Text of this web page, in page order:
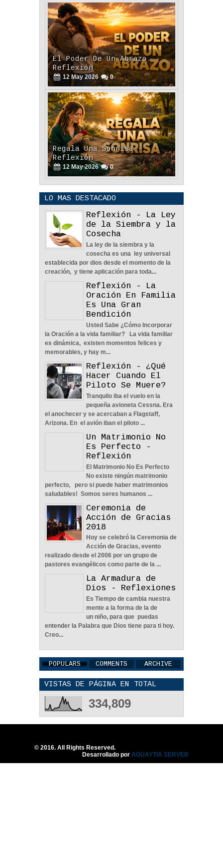
El Poder De Un Abrazo. -
Reflexión
12 May 2026 0
Regala Una Sonrisa -
Reflexión
12 May 2026 0
POLÍTICA DE PRIVACIDAD
2023 0
La Amistad y el Noviazgo -
Reflexión
04 Jun 2022 0
Nos Toca Escoger El
Camino, Fácil O Difícil -
Reflexión
2022 0
Pesar De Las
Circunstancias - Reflexión
04 Jun 2022
En Busca De La Pareja
Adecuada - Reflexión
2022 0
Una Familia Unida Es
Importante - Reflexión
12 May 2026 0
LO MAS DESTACADO
Reflexión - La Ley
de la Siembra y la
Cosecha
La ley de la siembra y la
cosecha es una ley universal
establecida por dios desde el momento de la
creación, y tiene aplicación para toda...
Reflexión - La
Oración En Familia
Es Una Gran
Bendición
Usted Sabe ¿Cómo Incorporar
la Oración a la vida familiar? La vida familiar
es dinámica, existen momentos felices y
memorables, y hay m...
Reflexión - ¿Qué
Hacer Cuando El
Piloto Se Muere?
Tranquilo iba el vuelo en la
pequeña avioneta Cessna. Era
el anochecer y se acercaban a Flagstaff,
Arizona. En el avión iban el piloto ...
Un Matrimonio No
Es Perfecto -
Reflexión
El Matrimonio No Es Perfecto
No existe ningún matrimonio
perfecto, pero si puede haber matrimonios
saludables! Somos seres humanos ...
Ceremonia de
Acción de Gracias
2018
Hoy se celebró la Ceremonia de
Acción de Gracias, evento
realizado desde el 2006 por un grupo de
pastores evangélicos como parte de la ...
La Armadura de
Dios - Reflexiones
Es Tiempo de cambia nuestra
mente a la forma de la de
un niño, para que puedas
entender la Palabra que Dios tiene para ti hoy.
Creo...
POPULARS COMMENTS ARCHIVE
VISTAS DE PÁGINA EN TOTAL
334,809
© 2016. All Rights Reserved.
Desarrollado por AGUAYTIA SERVER